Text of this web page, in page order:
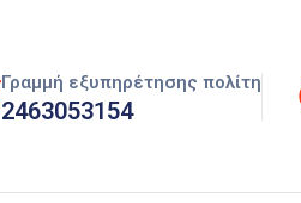
Γραμμή εξυπηρέτησης πολίτη
2463053154